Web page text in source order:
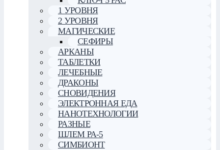
1 УРОВНЯ
2 УРОВНЯ
МАГИЧЕСКИЕ
СЕФИРЫ
АРКАНЫ
ТАБЛЕТКИ
ЛЕЧЕБНЫЕ
ДРАКОНЫ
СНОВИДЕНИЯ
ЭЛЕКТРОННАЯ ЕДА
НАНОТЕХНОЛОГИИ
РАЗНЫЕ
ШЛЕМ РА-5
СИМБИОНТ